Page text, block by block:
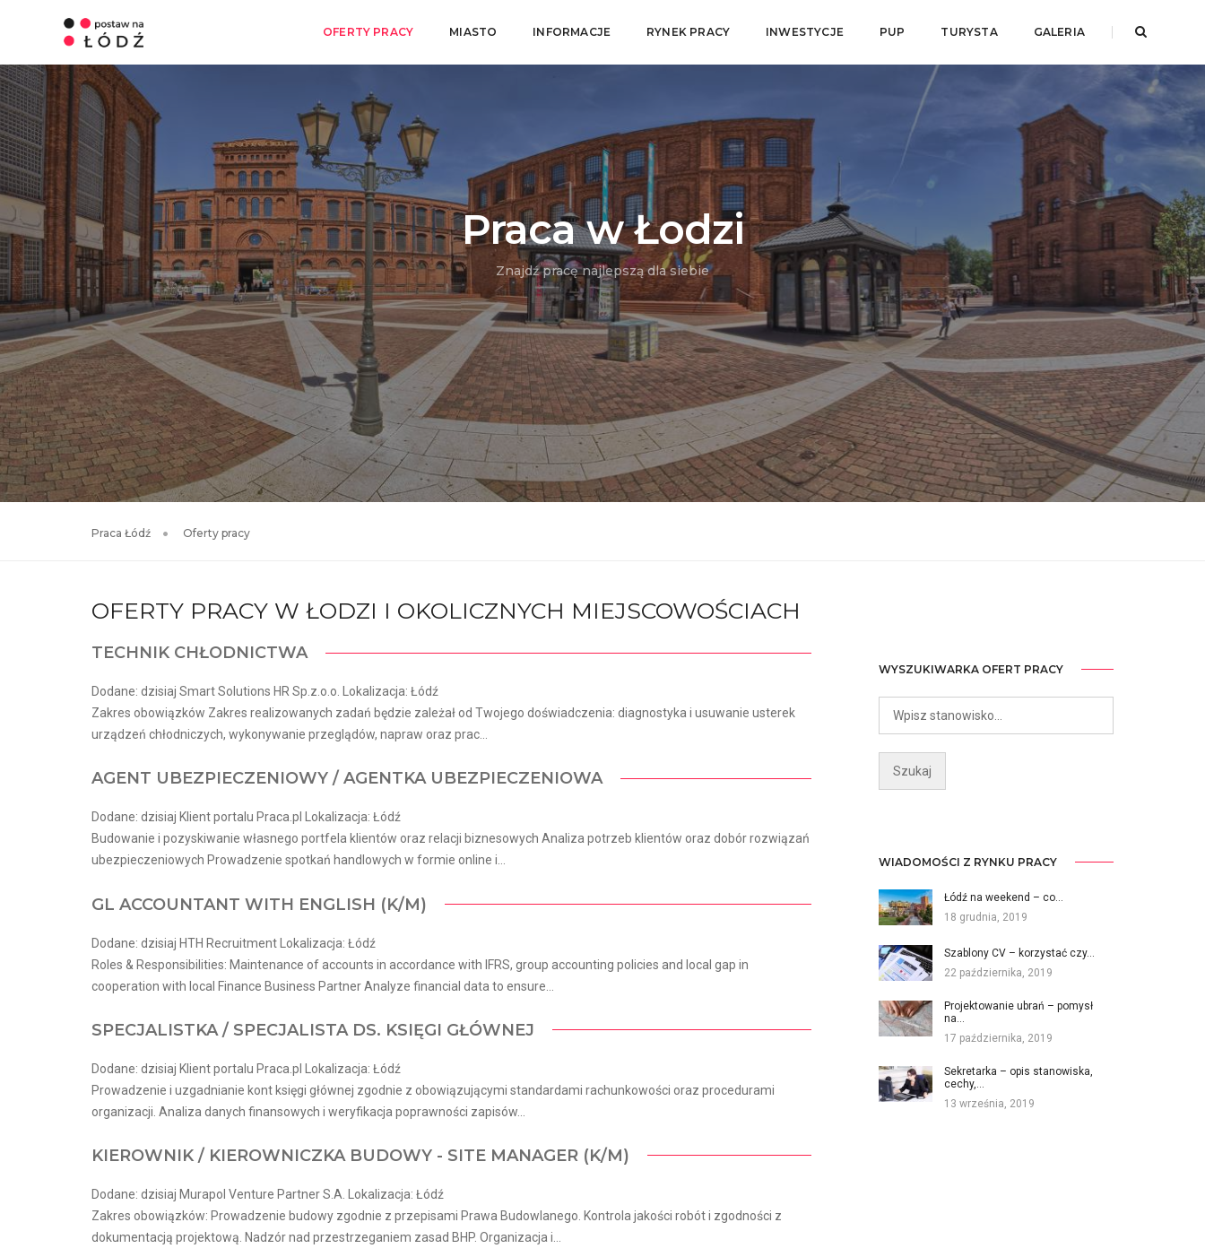
OFERTY PRACY MIASTO INFORMACJE RYNEK PRACY INWESTYCJE PUP TURYSTA GALERIA
Praca w Łodzi
Znajdź pracę najlepszą dla siebie
Praca Łódź Oferty pracy
OFERTY PRACY W ŁODZI I OKOLICZNYCH MIEJSCOWOŚCIACH
TECHNIK CHŁODNICTWA
Dodane: dzisiaj Smart Solutions HR Sp.z.o.o. Lokalizacja: Łódź
Zakres obowiązków Zakres realizowanych zadań będzie zależał od Twojego doświadczenia: diagnostyka i usuwanie usterek
urządzeń chłodniczych, wykonywanie przeglądów, napraw oraz prac...
AGENT UBEZPIECZENIOWY / AGENTKA UBEZPIECZENIOWA
Dodane: dzisiaj Klient portalu Praca.pl Lokalizacja: Łódź
Budowanie i pozyskiwanie własnego portfela klientów oraz relacji biznesowych Analiza potrzeb klientów oraz dobór rozwiązań
ubezpieczeniowych Prowadzenie spotkań handlowych w formie online i...
GL ACCOUNTANT WITH ENGLISH (K/M)
Dodane: dzisiaj HTH Recruitment Lokalizacja: Łódź
Roles & Responsibilities: Maintenance of accounts in accordance with IFRS, group accounting policies and local gap in
cooperation with local Finance Business Partner Analyze financial data to ensure...
SPECJALISTKA / SPECJALISTA DS. KSIĘGI GŁÓWNEJ
Dodane: dzisiaj Klient portalu Praca.pl Lokalizacja: Łódź
Prowadzenie i uzgadnianie kont księgi głównej zgodnie z obowiązującymi standardami rachunkowości oraz procedurami
organizacji. Analiza danych finansowych i weryfikacja poprawności zapisów...
KIEROWNIK / KIEROWNICZKA BUDOWY - SITE MANAGER (K/M)
Dodane: dzisiaj Murapol Venture Partner S.A. Lokalizacja: Łódź
Zakres obowiązków: Prowadzenie budowy zgodnie z przepisami Prawa Budowlanego. Kontrola jakości robót i zgodności z
dokumentacją projektową. Nadzór nad przestrzeganiem zasad BHP. Organizacja i...
WYSZUKIWARKA OFERT PRACY
WIADOMOŚCI Z RYNKU PRACY
Łódź na weekend – co…
18 grudnia, 2019
Szablony CV – korzystać czy…
22 października, 2019
Projektowanie ubrań – pomysł
na…
17 października, 2019
Sekretarka – opis stanowiska,
cechy,…
13 września, 2019